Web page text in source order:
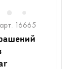
арт. 16665